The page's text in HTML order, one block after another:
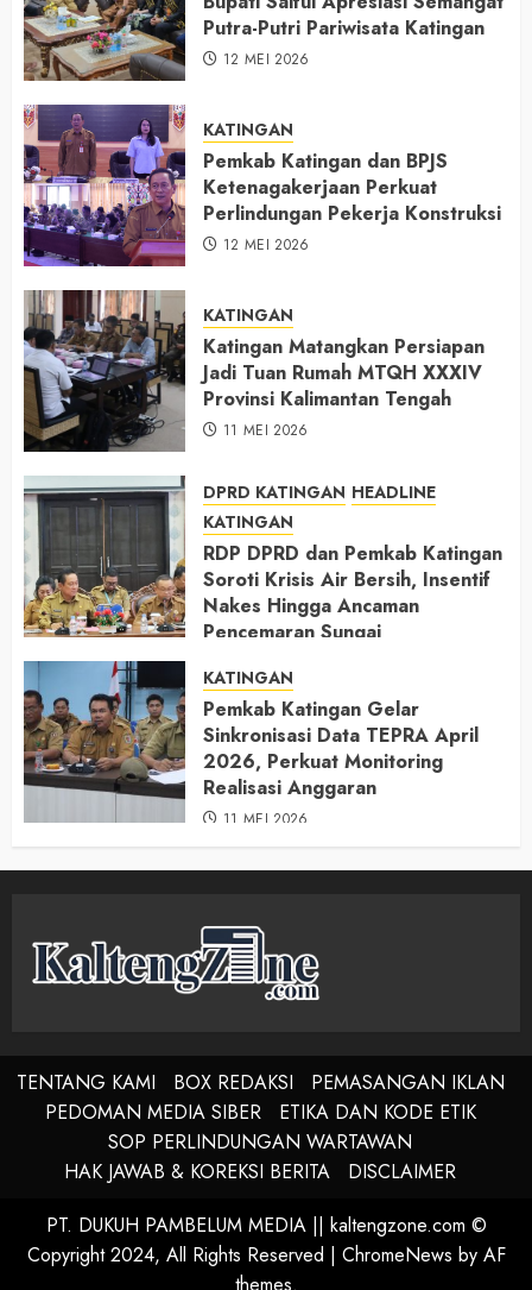
Putra-Putri Pariwisata Katingan
12 MEI 2026
KATINGAN
Pemkab Katingan dan BPJS
Ketenagakerjaan Perkuat
Perlindungan Pekerja Konstruksi
12 MEI 2026
KATINGAN
Katingan Matangkan Persiapan
Jadi Tuan Rumah MTQH XXXIV
Provinsi Kalimantan Tengah
11 MEI 2026
DPRD KATINGAN HEADLINE
KATINGAN
RDP DPRD dan Pemkab Katingan
Soroti Krisis Air Bersih, Insentif
Nakes Hingga Ancaman
Pencemaran Sungai
KATINGAN
Pemkab Katingan Gelar
Sinkronisasi Data TEPRA April
2026, Perkuat Monitoring
Realisasi Anggaran
11 MEI 2026
TENTANG KAMI BOX REDAKSI
PEMASANGAN IKLAN
PEDOMAN MEDIA SIBER
ETIKA DAN KODE ETIK
SOP PERLINDUNGAN WARTAWAN
HAK JAWAB & KOREKSI BERITA
DISCLAIMER
PT. DUKUH PAMBELUM MEDIA || kaltengzone.com ©
Copyright 2024, All Rights Reserved | ChromeNews by AF
themes.